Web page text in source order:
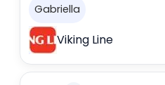
Gabriella
Viking Line